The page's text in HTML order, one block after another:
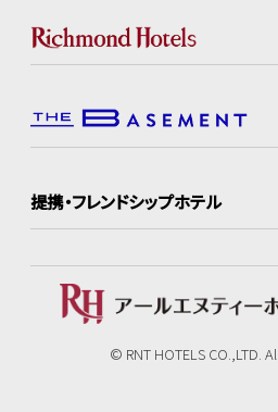
提携・フレンドシップホテル
© RNT HOTELS CO.,LTD.